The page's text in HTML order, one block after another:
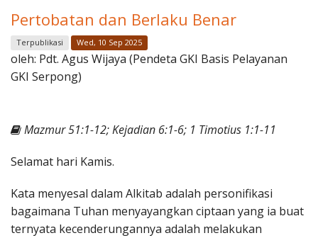
Klasis dan Jemaat
Berita Kegiatan
Materi
Pertobatan dan Berlaku Benar
Terpublikasi Wed, 10 Sep 2025
oleh: Pdt. Agus Wijaya (Pendeta GKI Basis Pelayanan
GKI Serpong)
Mazmur 51:1-12; Kejadian 6:1-6; 1 Timotius 1:1-11
Selamat hari Kamis.
Kata menyesal dalam Alkitab adalah personifikasi
bagaimana Tuhan menyayangkan ciptaan yang ia buat
ternyata kecenderungannya adalah melakukan